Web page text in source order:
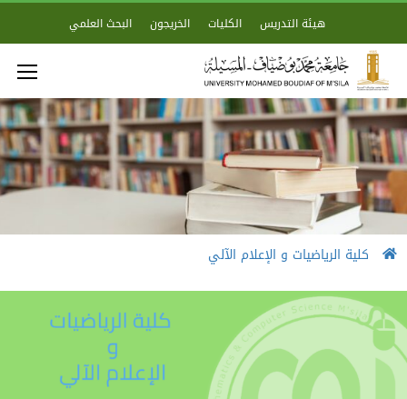
هيئة التدريس الكليات الخريجون البحث العلمي
كلية الرياضيات و الإعلام الآلي